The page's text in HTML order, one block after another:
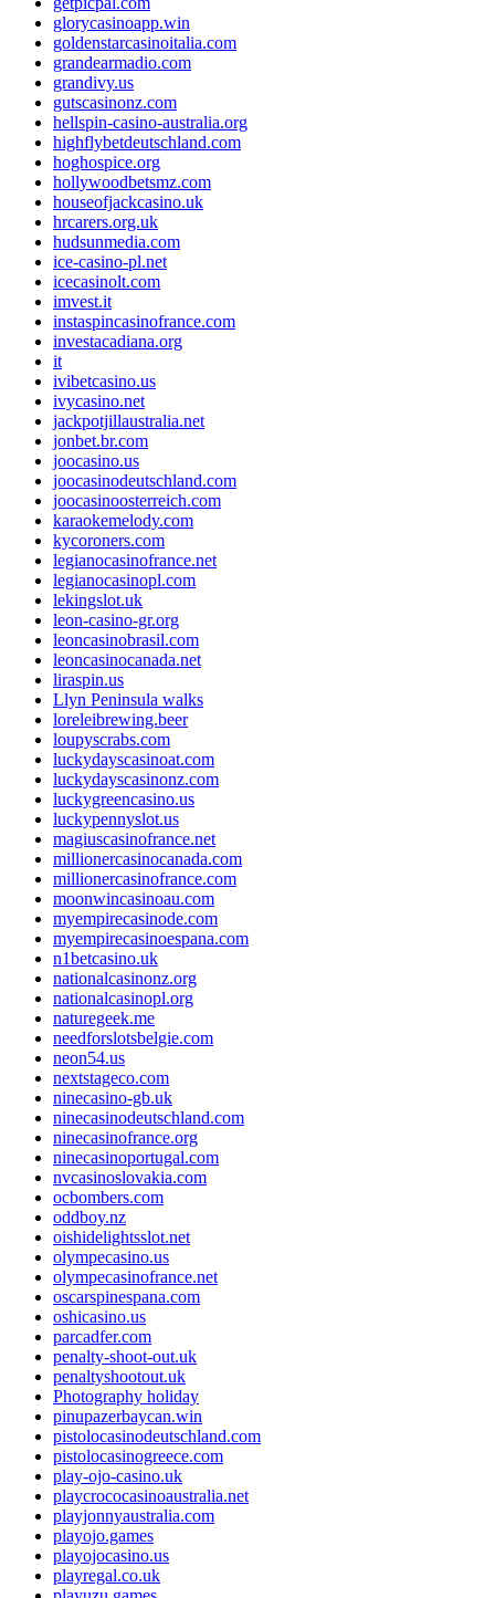
glorycasinoapp.win
goldenstarcasinoitalia.com
grandearmadio.com
grandivy.us
gutscasinonz.com
hellspin-casino-australia.org
highflybetdeutschland.com
hoghospice.org
hollywoodbetsmz.com
houseofjackcasino.uk
hrcarers.org.uk
hudsunmedia.com
ice-casino-pl.net
icecasinolt.com
imvest.it
instaspincasinofrance.com
investacadiana.org
it
ivibetcasino.us
ivycasino.net
jackpotjillaustralia.net
jonbet.br.com
joocasino.us
joocasinodeutschland.com
joocasinoosterreich.com
karaokemelody.com
kycoroners.com
legianocasinofrance.net
legianocasinopl.com
lekingslot.uk
leon-casino-gr.org
leoncasinobrasil.com
leoncasinocanada.net
liraspin.us
Llyn Peninsula walks
loreleibrewing.beer
loupyscrabs.com
luckydayscasinoat.com
luckydayscasinonz.com
luckygreencasino.us
luckypennyslot.us
magiuscasinofrance.net
millionercasinocanada.com
millionercasinofrance.com
moonwincasinoau.com
myempirecasinode.com
myempirecasinoespana.com
n1betcasino.uk
nationalcasinonz.org
nationalcasinopl.org
naturegeek.me
needforslotsbelgie.com
neon54.us
nextstageco.com
ninecasino-gb.uk
ninecasinodeutschland.com
ninecasinofrance.org
ninecasinoportugal.com
nvcasinoslovakia.com
ocbombers.com
oddboy.nz
oishidelightsslot.net
olympecasino.us
olympecasinofrance.net
oscarspinespana.com
oshicasino.us
parcadfer.com
penalty-shoot-out.uk
penaltyshootout.uk
Photography holiday
pinupazerbaycan.win
pistolocasinodeutschland.com
pistolocasinogreece.com
play-ojo-casino.uk
playcrococasinoaustralia.net
playjonnyaustralia.com
playojo.games
playojocasino.us
playregal.co.uk